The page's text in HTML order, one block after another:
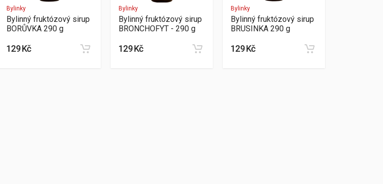
Bylinky
Bylinný fruktózový sirup
BORŮVKA 290 g
129 Kč
Bylinky
Bylinný fruktózový sirup
BRONCHOFYT - 290 g
129 Kč
Bylinky
Bylinný fruktózový sirup
BRUSINKA 290 g
129 Kč